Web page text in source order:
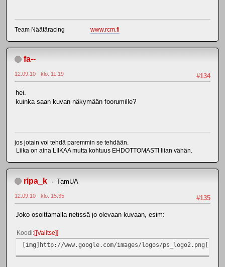
Team Näätäracing www.rcm.fi
fa--
#134
12.09.10 - klo: 11.19
hei.
kuinka saan kuvan näkymään foorumille?
jos jotain voi tehdä paremmin se tehdään.
Liika on aina LIIKAA mutta kohtuus EHDOTTOMASTI liian vähän.
ripa_k TamUA
#135
12.09.10 - klo: 15.35
Joko osoittamalla netissä jo olevaan kuvaan, esim:
Koodi [Valitse]
[img]http://www.google.com/images/logos/ps_logo2.png[/